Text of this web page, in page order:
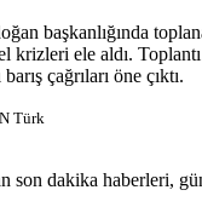
başkanlığında
krizleri ele aldı.
çağrıları öne çıktı.
Türk
son dakika haberleri,